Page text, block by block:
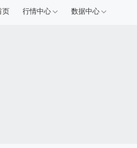
页 行情中心 数据中心